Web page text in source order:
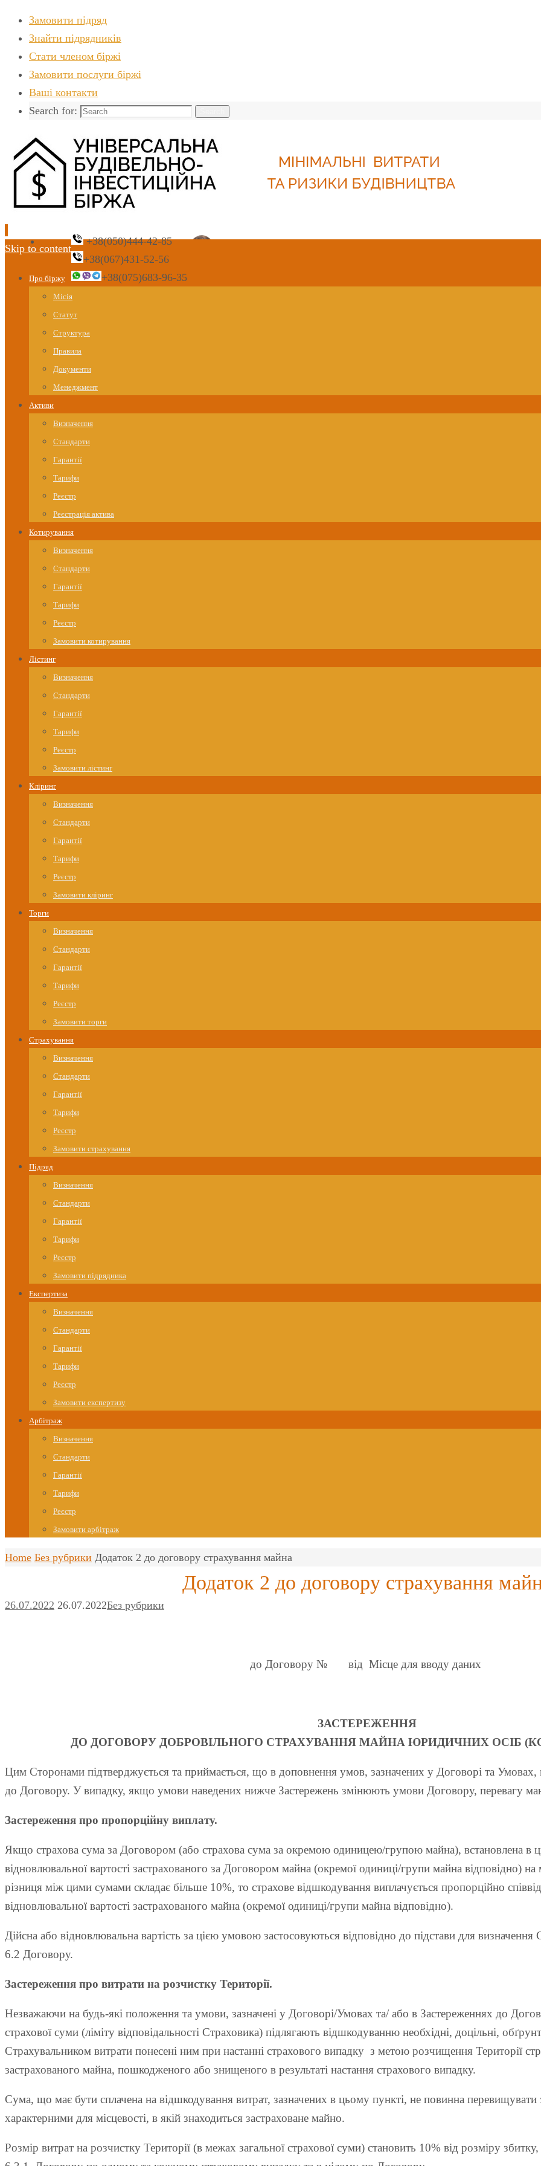
Замовити підряд
Знайти пiдрядникiв
Стати членом біржі
Замовити послуги біржі
Ваші контакти
Search for:
+38(050)444-42-85
+38(067)431-52-56
+38(075)683-96-35
Skip to content
Про біржу
Місія
Статут
Структура
Правила
Документи
Менеджмент
Активи
Визначення
Стандарти
Гарантії
Тарифи
Реєстр
Реєстрація актива
Котирування
Визначення
Стандарти
Гарантії
Тарифи
Реєстр
Замовити котирування
Лістинг
Визначення
Стандарти
Гарантії
Тарифи
Реєстр
Замовити лістинг
Кліринг
Визначення
Стандарти
Гарантії
Тарифи
Реєстр
Замовити кліринг
Торги
Визначення
Стандарти
Гарантії
Тарифи
Реєстр
Замовити торги
Страхування
Визначення
Стандарти
Гарантії
Тарифи
Реєстр
Замовити страхування
Підряд
Визначення
Стандарти
Гарантії
Тарифи
Реєстр
Замовити підрядника
Експертиза
Визначення
Стандарти
Гарантії
Тарифи
Реєстр
Замовити експертизу
Арбітраж
Визначення
Стандарти
Гарантії
Тарифи
Реєстр
Замовити арбітраж
Home Без рубрики Додаток 2 до договору страхування майна
Додаток 2 до договору страхування
26.07.2022 26.07.2022Без рубрики
до Договору № від Місце для вводу даних
ЗАСТЕРЕЖЕННЯ
ДО ДОГОВОРУ ДОБРОВІЛЬНОГО СТРАХУВАННЯ МАЙНА ЮРИДИЧНИХ ОСІБ
Цим Сторонами підтверджується та приймається, що в доповнення умов, зазначених у Договорі та Умовах,
до Договору. У випадку, якщо умови наведених нижче Застережень змінюють умови Договору, перевагу
Застереження про пропорційну виплату.
Якщо страхова сума за Договором (або страхова сума за окремою одиницею/групою майна), встановлена в
відновлювальної вартості застрахованого за Договором майна (окремої одиниці/групи майна відповідно)
різниця між цими сумами складає більше 10%, то страхове відшкодування виплачується пропорційно
відновлювальної вартості застрахованого майна (окремої одиниці/групи майна відповідно).
Дійсна або відновлювальна вартість за цією умовою застосовуються відповідно до підстави для
6.2 Договору.
Застереження про витрати на розчистку Території.
Незважаючи на будь-які положення та умови, зазначені у Договорі/Умовах та/ або в Застереженнях до
страхової суми (ліміту відповідальності Страховика) підлягають відшкодуванню необхідні, доцільні,
Страхувальником витрати понесені ним при настанні страхового випадку з метою розчищення Території
застрахованого майна, пошкодженого або знищеного в результаті настання страхового випадку.
Сума, що має бути сплачена на відшкодування витрат, зазначених в цьому пункті, не повинна перевищувати
характерними для місцевості, в якій знаходиться застраховане майно.
Розмір витрат на розчистку Території (в межах загальної страхової суми) становить 10% від розміру